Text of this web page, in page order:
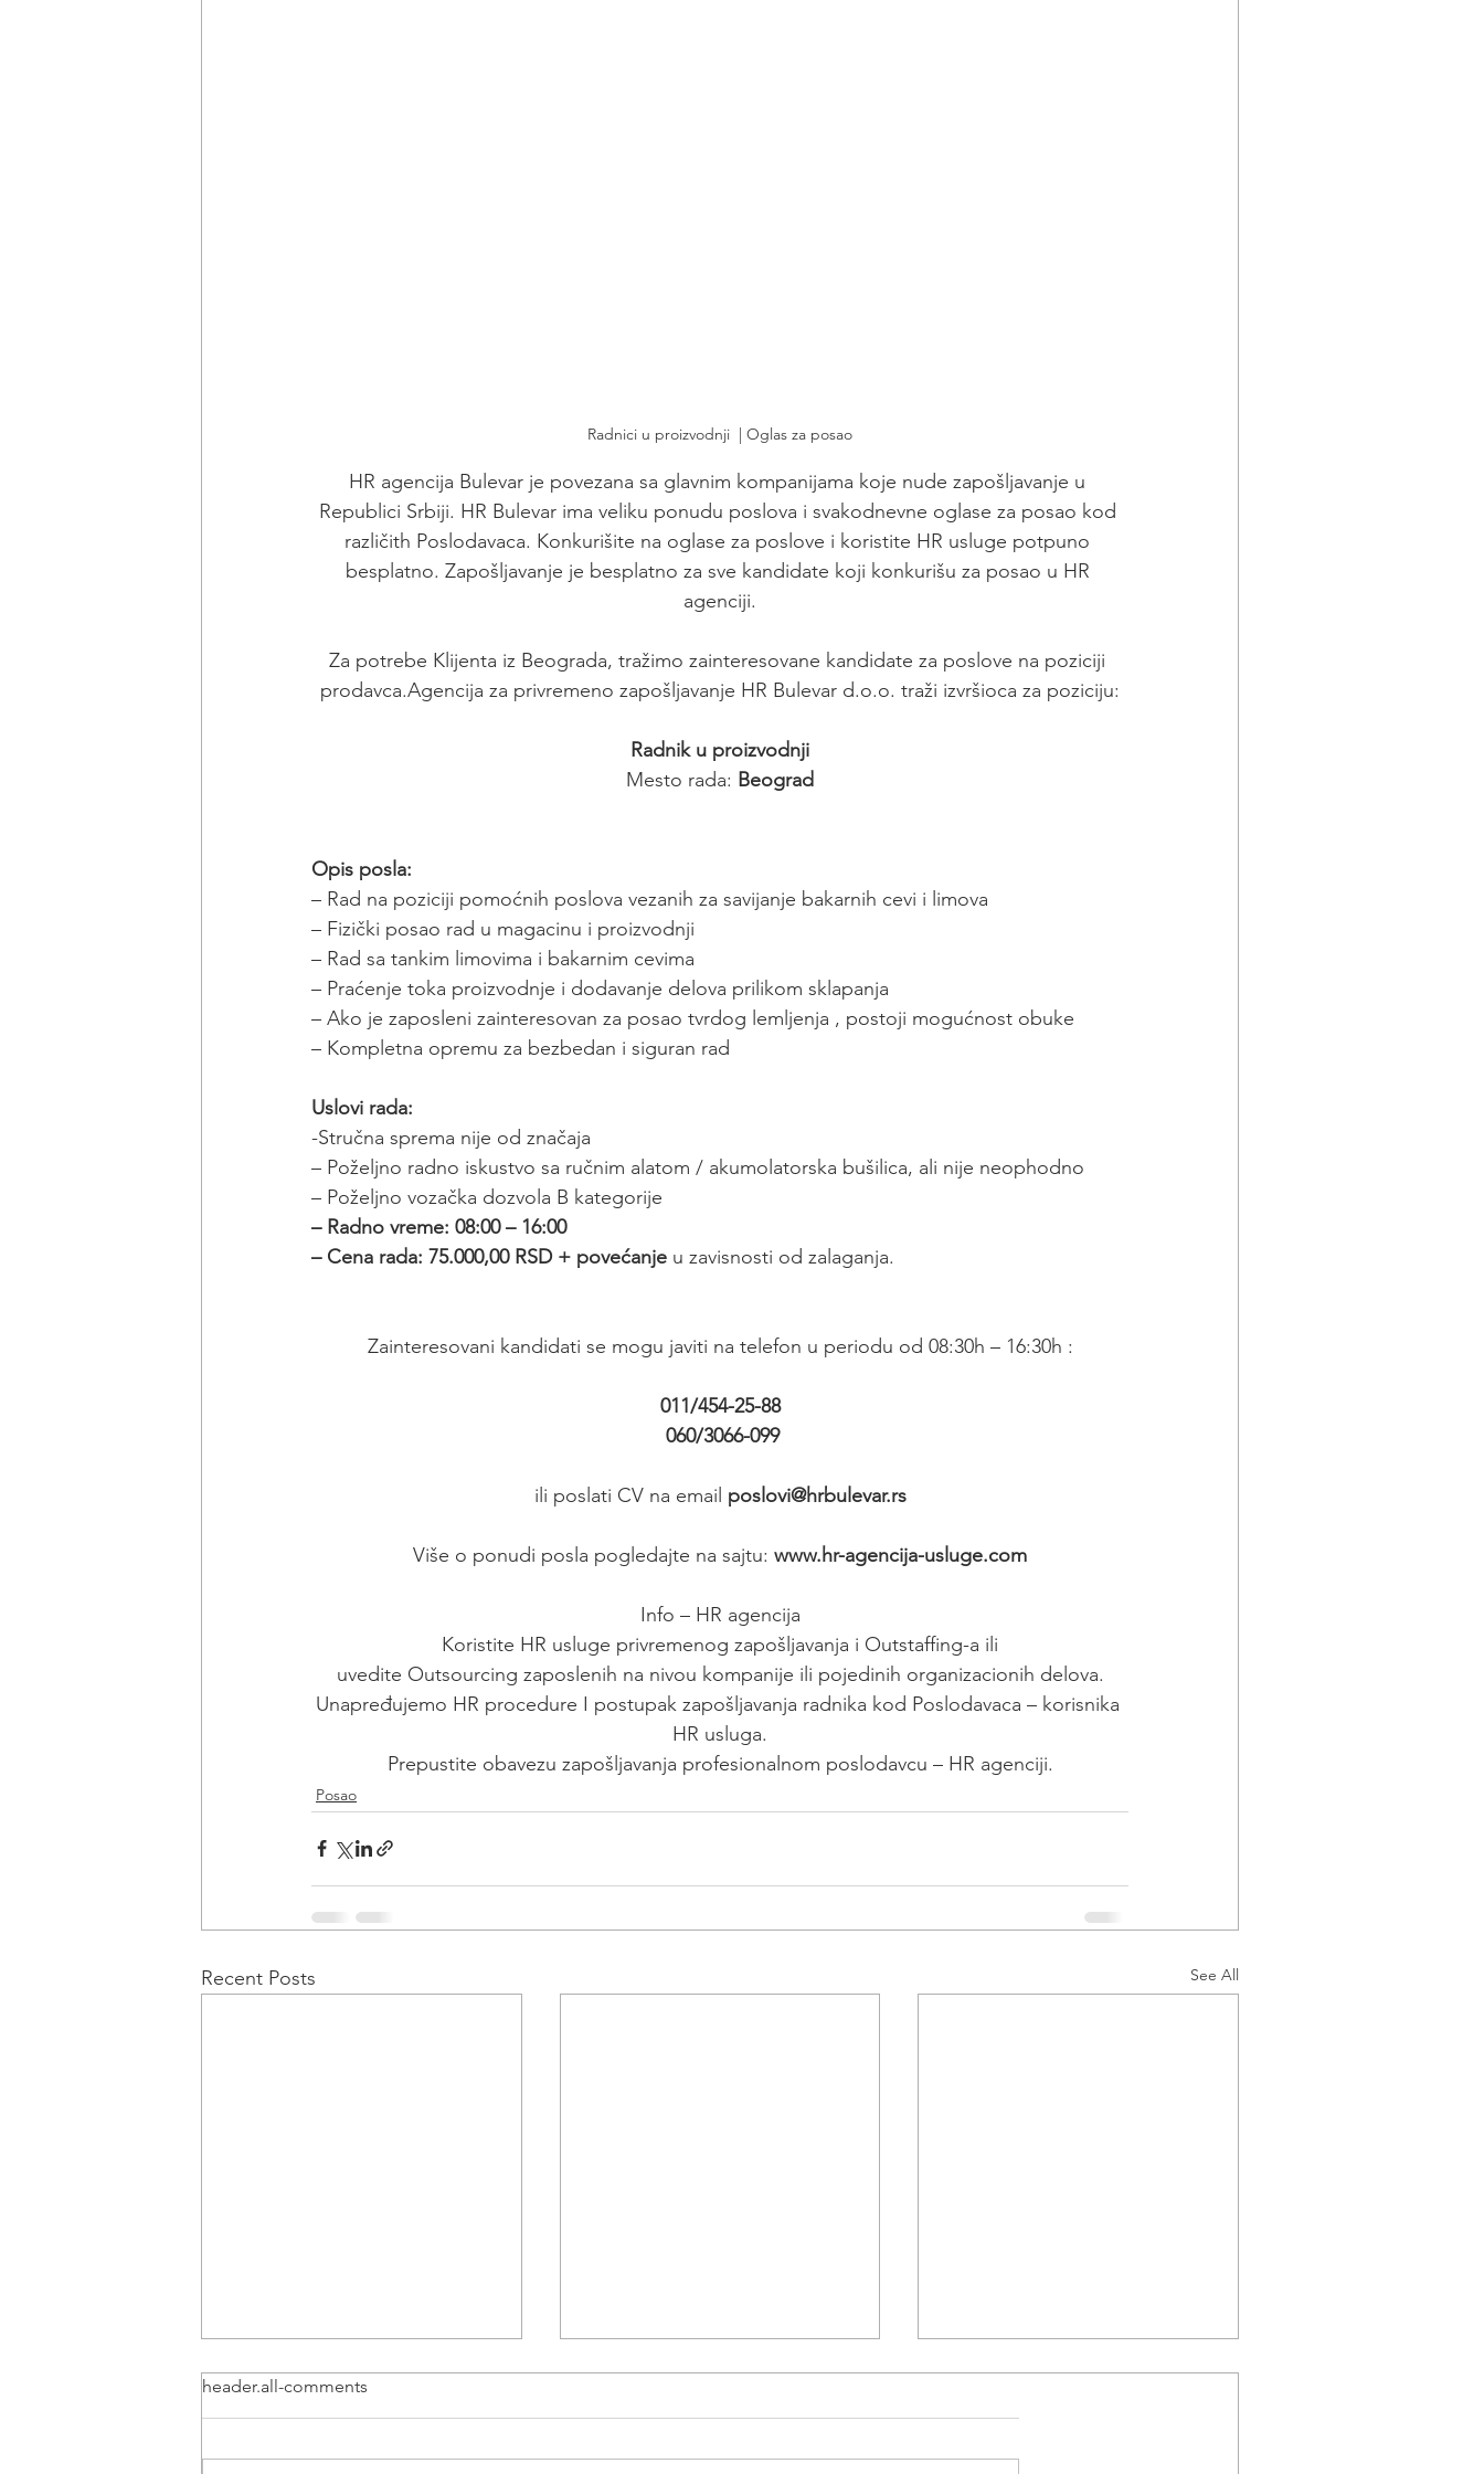
Radnici u proizvodnji  | Oglas za posao
HR agencija Bulevar je povezana sa glavnim kompanijama koje nude zapošljavanje u
Republici Srbiji. HR Bulevar ima veliku ponudu poslova i svakodnevne oglase za posao kod
različith Poslodavaca. Konkurišite na oglase za poslove i koristite HR usluge potpuno
besplatno. Zapošljavanje je besplatno za sve kandidate koji konkurišu za posao u HR
agenciji.
Za potrebe Klijenta iz Beograda, tražimo zainteresovane kandidate za poslove na poziciji
prodavca.Agencija za privremeno zapošljavanje HR Bulevar d.o.o. traži izvršioca za poziciju:
Radnik u proizvodnji
Mesto rada: Beograd
Opis posla:
– Rad na poziciji pomoćnih poslova vezanih za savijanje bakarnih cevi i limova
– Fizički posao rad u magacinu i proizvodnji
– Rad sa tankim limovima i bakarnim cevima
– Praćenje toka proizvodnje i dodavanje delova prilikom sklapanja
– Ako je zaposleni zainteresovan za posao tvrdog lemljenja , postoji mogućnost obuke
– Kompletna opremu za bezbedan i siguran rad
Uslovi rada:
-Stručna sprema nije od značaja
– Poželjno radno iskustvo sa ručnim alatom / akumolatorska bušilica, ali nije neophodno
– Poželjno vozačka dozvola B kategorije
– Radno vreme: 08:00 – 16:00
– Cena rada: 75.000,00 RSD + povećanje u zavisnosti od zalaganja.
Zainteresovani kandidati se mogu javiti na telefon u periodu od 08:30h – 16:30h :
011/454-25-88
060/3066-099
ili poslati CV na email poslovi@hrbulevar.rs
Više o ponudi posla pogledajte na sajtu: www.hr-agencija-usluge.com
Info – HR agencija
Koristite HR usluge privremenog zapošljavanja i Outstaffing-a ili
uvedite Outsourcing zaposlenih na nivou kompanije ili pojedinih organizacionih delova.
Unapređujemo HR procedure I postupak zapošljavanja radnika kod Poslodavaca – korisnika
HR usluga.
Prepustite obavezu zapošljavanja profesionalnom poslodavcu – HR agenciji.
Posao
Recent Posts See All
header.all-comments